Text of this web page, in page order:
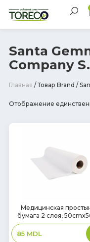
Santa
Company
Главная / Товар Brand /
Отображение
наличии
Медицинская
бумага 2 слоя,
85 MDL